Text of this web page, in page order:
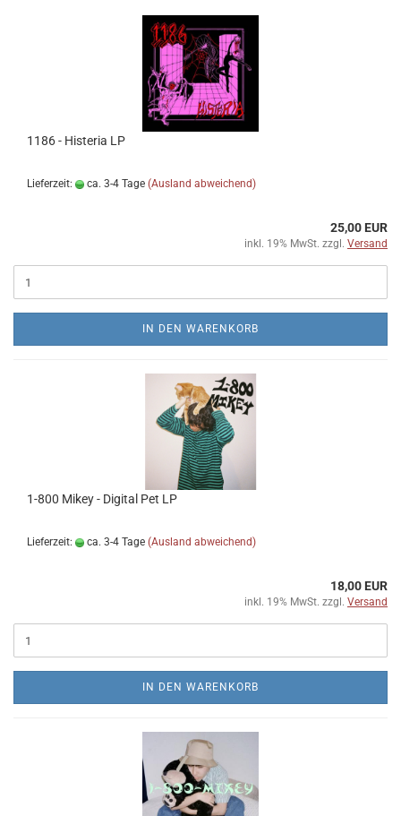
1186 - Histeria LP
Lieferzeit: ca. 3-4 Tage (Ausland abweichend)
25,00 EUR
inkl. 19% MwSt. zzgl. Versand
IN DEN WARENKORB
1​-​800 Mikey - Digital Pet LP
Lieferzeit: ca. 3-4 Tage (Ausland abweichend)
18,00 EUR
inkl. 19% MwSt. zzgl. Versand
IN DEN WARENKORB